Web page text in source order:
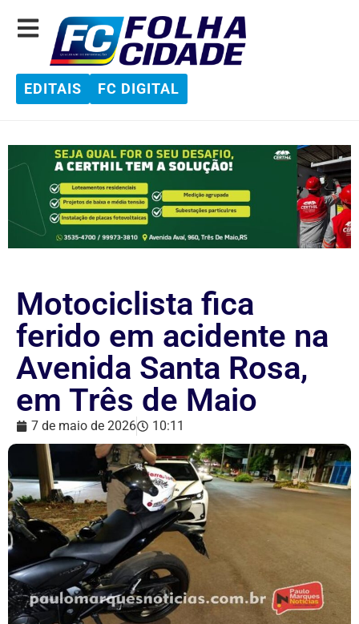
EDITAIS FC DIGITAL
Motociclista fica
ferido em acidente na
Avenida Santa Rosa,
em Três de Maio
7 de maio de 2026 10:11